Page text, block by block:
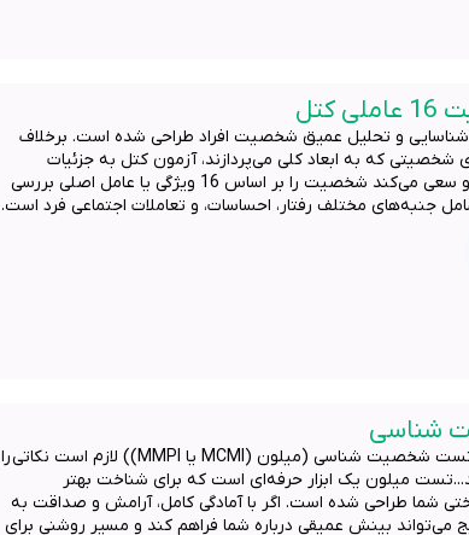
و تحلیل عمیق شخصیت افراد طراحی شده است. برخلاف
شخصیتی که به ابعاد کلی می‌پردازند، آزمون کتل به جزئیات
بیشتری توجه دارد و سعی می‌کند شخصیت را بر اساس 16 ویژگی یا عامل اصلی بررسی
جنبه‌های مختلف رفتار، احساسات، و تعاملات اجتماعی فرد است.
شناسی
جهت آمادگی انجام تست شخصیت شناسی (میلون (MCMI یا MMPI)) لازم است نکاتی را
میلون یک ابزار حرفه‌ای است که برای شناخت بهتر
شما طراحی شده است. اگر با آمادگی کامل، آرامش و صداقت به
می‌تواند بینش عمیقی درباره شما فراهم کند و مسیر روشنی برای